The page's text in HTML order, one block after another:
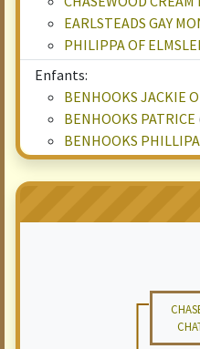
EARLSTEADS GAY
PHILIPPA OF
Enfants:
BENHOOKS JACKIE
BENHOOKS PATRICE
BENHOOKS PHILLIPA